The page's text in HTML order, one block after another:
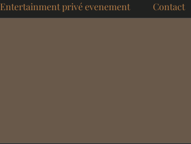
Entertainment privé evenement Contact